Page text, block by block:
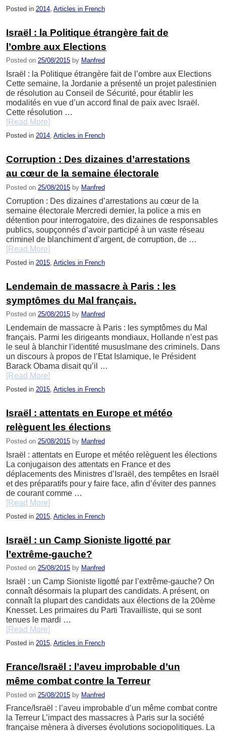
Posted in 2014 Articles in French
Israël : la Politique étrangère fait de
l’ombre aux Elections
Posted on 25/08/2015 by Manfred
Israël : la Politique étrangère fait de l’ombre aux Elections
Cette semaine, la Jordanie a présenté un projet palestinien
de résolution au Conseil de Sécurité, pour établir les
modalités en vue d’un accord final de paix avec Israël.
Cette résolution …
[Read More]
Posted in 2014, Articles in French
Corruption : Des dizaines d’arrestations
au cœur de la semaine électorale
Posted on 25/08/2015 by Manfred
Corruption : Des dizaines d’arrestations au cœur de la
semaine électorale Mercredi dernier, la police a mis en
détention pour interrogatoire, des dizaines de responsables
publics, soupçonnés d’avoir participé à un vaste réseau
criminel de blanchiment d’argent, de corruption, de …
[Read More]
Posted in 2015 Articles in French
Lendemain de massacre à Paris : les
symptômes du Mal français.
Posted on 25/08/2015 by Manfred
Lendemain de massacre à Paris : les symptômes du Mal
français. Parmi les dirigeants mondiaux, Hollande n’est pas
le seul à blanchir l’identité mususlmane des criminels. Dans
un discours à propos de l’Etat Islamique, le Président
Barack Obama disait qu’il …
[Read More]
Posted in 2015, Articles in French
Israël : attentats en Europe et météo
relèguent les élections
Posted on 25/08/2015 by Manfred
Israël : attentats en Europe et météo relèguent les élections
La conjugaison des attentats en France et des
déplacements des Ministres d’Israël, des tempêtes en Israël
et des préparatifs pour y faire face, afin d’éviter des pannes
de courant comme …
[Read More]
Posted in 2015 Articles in French
Israël : un Camp Sioniste ligotté par
l’extrême-gauche?
Posted on 25/08/2015 by Manfred
Israël : un Camp Sioniste ligotté par l’extrême-gauche? On
connaît désormais la plupart des candidats. A présent, on
connaît la plupart des candidats aux élections de la 20ème
Knesset. Les primaires du Parti Travailliste, qui se sont
tenues le mardi …
[Read More]
Posted in 2015, Articles in French
France/Israël : l’aveu improbable d’un
même combat contre la Terreur
Posted on 25/08/2015 by Manfred
France/Israël : l’aveu improbable d’un même combat contre
la Terreur L’impact des massacres à Paris sur la société
française mènera à diverses évolutions sociopolitiques. La